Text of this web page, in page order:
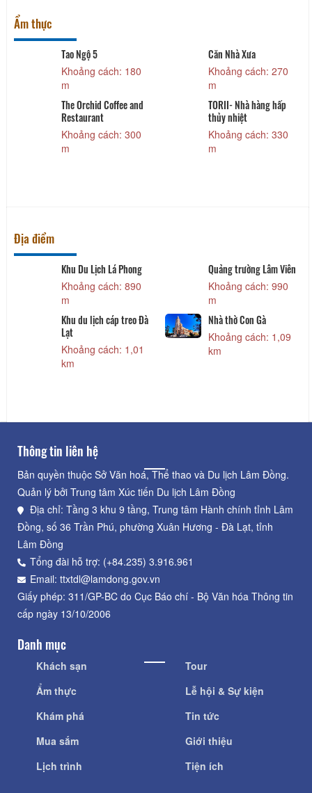
Ẩm thực
Tao Ngộ 5
Khoảng cách: 180
m
Căn Nhà Xưa
Khoảng cách: 270
m
The Orchid Coffee and
Restaurant
Khoảng cách: 300
m
TORII- Nhà hàng hấp
thủy nhiệt
Khoảng cách: 330
m
Địa điểm
Khu Du Lịch Lá Phong
Khoảng cách: 890
m
Quảng trường Lâm Viên
Khoảng cách: 990
m
Khu du lịch cáp treo Đà
Lạt
Khoảng cách: 1,01
km
Nhà thờ Con Gà
Khoảng cách: 1,09
km
Thông tin liên hệ
Bản quyền thuộc Sở Văn hoá, Thể thao và Du lịch Lâm Đồng.
Quản lý bởi Trung tâm Xúc tiến Du lịch Lâm Đồng
Địa chỉ: Tầng 3 khu 9 tầng, Trung tâm Hành chính tỉnh Lâm
Đồng, số 36 Trần Phú, phường Xuân Hương - Đà Lạt, tỉnh
Lâm Đồng
Tổng đài hỗ trợ: (+84.235) 3.916.961
Email: ttxtdl@lamdong.gov.vn
Giấy phép: 311/GP-BC do Cục Báo chí - Bộ Văn hóa Thông tin
cấp ngày 13/10/2006
Danh mục
Khách sạn
Ẩm thực
Khám phá
Mua sắm
Lịch trình
Tour
Lễ hội & Sự kiện
Tin tức
Giới thiệu
Tiện ích